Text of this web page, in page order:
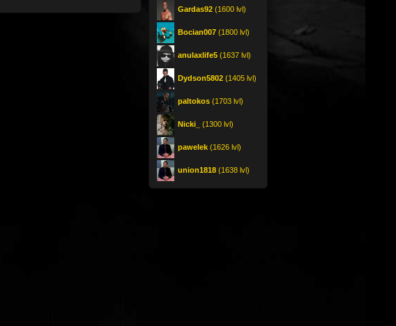
Gardas92 (1600 lvl)
Bocian007 (1800 lvl)
anulaxlife5 (1637 lvl)
Dydson5802 (1405 lvl)
paltokos (1703 lvl)
Nicki_ (1300 lvl)
pawelek (1626 lvl)
union1818 (1638 lvl)